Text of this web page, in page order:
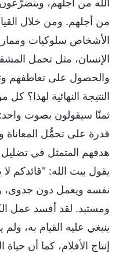
من أجلهم. ومن خلال
الأشخاص سلوكيات
الإنسان، مثل تحمل
والحصول على تعاطفهم
النتيجة النهائية لهذا؟
ثمنًا سيقولون بصوت واحد:
قدرة على تحمُّل المعاناة
هدفهم المتمثل في تضليل
يقول بيت الله: "قائدكم
نفسه ويعمل دون
ومستبد. لقد أفسد عمل
ينبغي عليه القيام به،
إنتاج الأفلام، كما أن